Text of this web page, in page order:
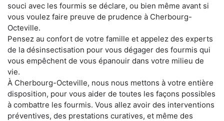
souci avec les fourmis se déclare, ou bien même avant si
vous voulez faire preuve de prudence à Cherbourg-
Octeville.
Pensez au confort de votre famille et appelez des experts
de la désinsectisation pour vous dégager des fourmis qui
vous empêchent de vous épanouir dans votre milieu de
vie.
À Cherbourg-Octeville, nous nous mettons à votre entière
disposition, pour vous aider de toutes les façons possibles
à combattre les fourmis. Vous allez avoir des interventions
préventives, des prestations curatives, et même des